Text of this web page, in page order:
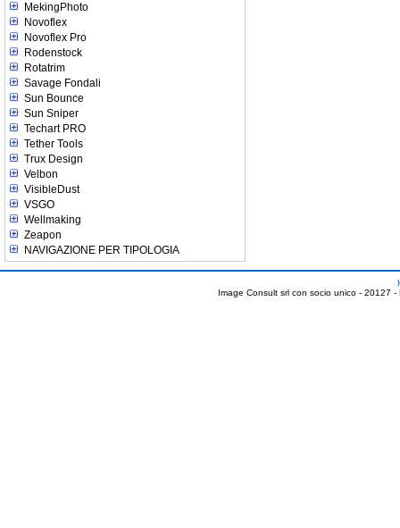
MekingPhoto
Novoflex
Novoflex Pro
Rodenstock
Rotatrim
Savage Fondali
Sun Bounce
Sun Sniper
Techart PRO
Tether Tools
Trux Design
Velbon
VisibleDust
VSGO
Wellmaking
Zeapon
NAVIGAZIONE PER TIPOLOGIA
Image Consult srl con socio unico - 20127